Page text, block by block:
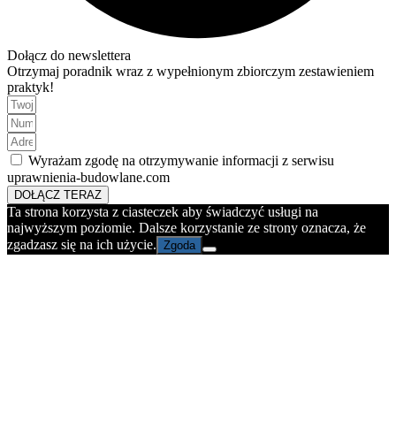
Dołącz do newslettera
Otrzymaj poradnik wraz z wypełnionym zbiorczym zestawieniem
praktyk!
Wyrażam zgodę na otrzymywanie informacji z serwisu
uprawnienia-budowlane.com
DOŁĄCZ TERAZ
Ta strona korzysta z ciasteczek aby świadczyć usługi na
najwyższym poziomie. Dalsze korzystanie ze strony oznacza, że
zgadzasz się na ich użycie. Zgoda